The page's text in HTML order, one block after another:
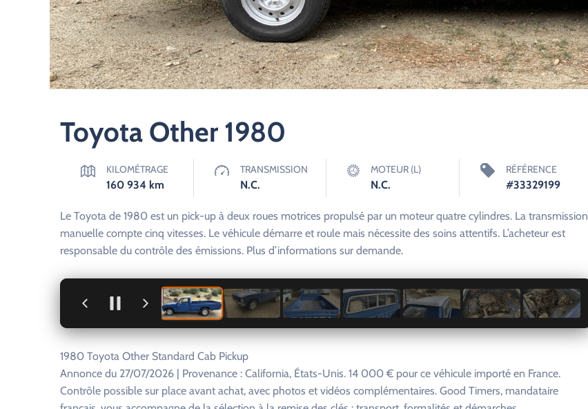
Toyota Other 1980
KILOMÉTRAGE
160 934 km
TRANSMISSION
N.C.
MOTEUR (L)
N.C.
RÉFÉRENCE
#33329199
Le Toyota de 1980 est un pick-up à deux roues motrices propulsé par un moteur quatre cylindres. La transmission
manuelle compte cinq vitesses. Le véhicule démarre et roule mais nécessite des soins attentifs. L’acheteur est
responsable du contrôle des émissions. Plus d’informations sur demande.
1 / 22
1980 Toyota Other Standard Cab Pickup
Annonce du 27/07/2026 | Provenance : California, États-Unis. 14 000 € pour ce véhicule importé en France.
Contrôle possible sur place avant achat, avec photos et vidéos complémentaires. Good Timers, mandataire